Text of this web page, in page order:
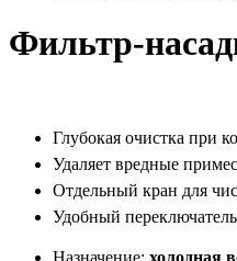
Фильтр-
Глубокая очистка при
Удаляет вредные
Отдельный кран для
Удобный
Назначение: холодная